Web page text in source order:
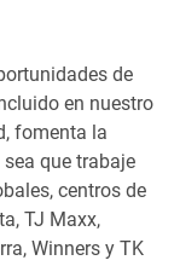
de
en nuestro
fomenta la
que trabaje
centros de
TJ Maxx,
Winners y TK